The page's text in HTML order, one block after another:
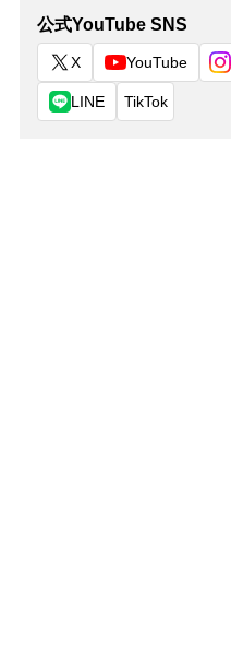
公式YouTube SNS
X YouTube
LINE TikTok